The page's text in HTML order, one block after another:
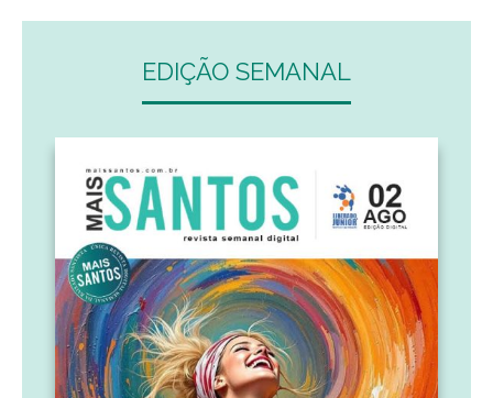
EDIÇÃO SEMANAL